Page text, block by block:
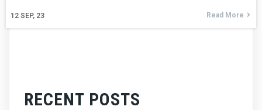
12 SEP, 23 Read More
RECENT POSTS